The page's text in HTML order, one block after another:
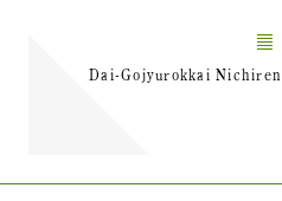
Dai-Gojyurokkai